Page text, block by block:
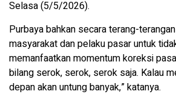
Selasa (5/5/2026).
Purbaya bahkan secara terang-
masyarakat dan pelaku pasar untuk
memanfaatkan momentum koreksi
bilang serok, serok, serok saja. Kalau
depan akan untung banyak,” katanya.